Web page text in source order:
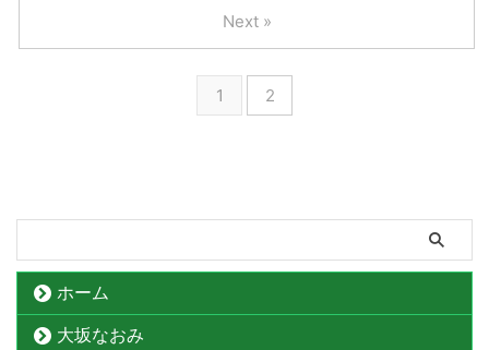
1 2
Next »
ホーム
大坂なおみ